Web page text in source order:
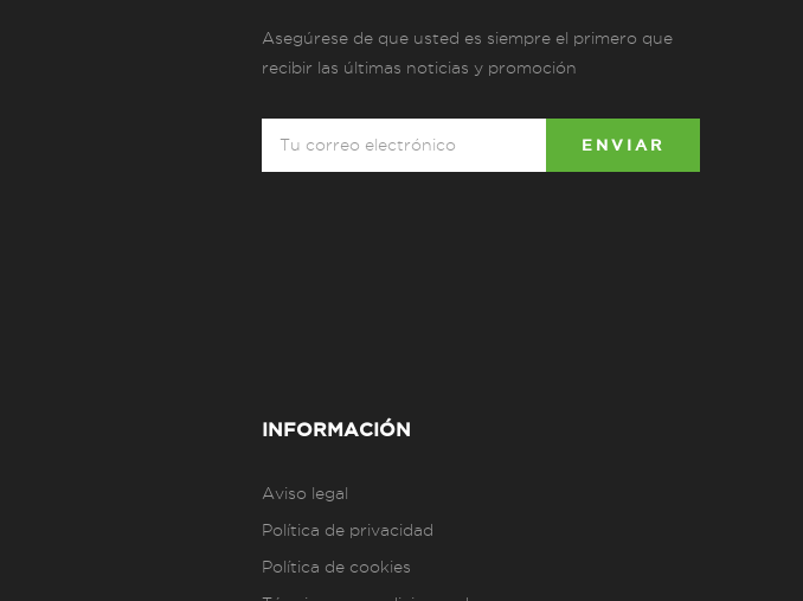
Asegúrese de que usted es siempre el primero que
recibir las últimas noticias y promoción
INFORMACIÓN
Aviso legal
Política de privacidad
Política de cookies